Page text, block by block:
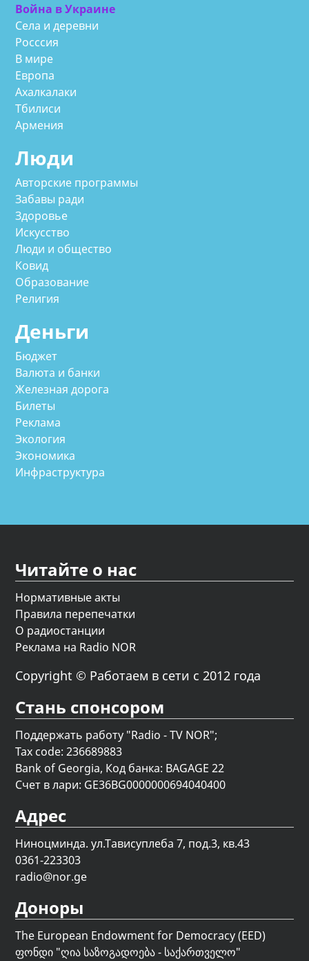
Война в Украине
Села и деревни
Росссия
В мире
Европа
Ахалкалаки
Тбилиси
Армения
Люди
Авторские программы
Забавы ради
Здоровье
Искусство
Люди и общество
Ковид
Образование
Религия
Деньги
Бюджет
Валюта и банки
Железная дорога
Билеты
Реклама
Экология
Экономика
Инфраструктура
Читайте о нас
Нормативные акты
Правила перепечатки
О радиостанции
Реклама на Radio NOR
Copyright © Работаем в сети с 2012 года
Стань спонсором
Поддержать работу "Radio - TV NOR";
Tax code: 236689883
Bank of Georgia, Код банка: BAGAGE 22
Счет в лари: GE36BG0000000694040400
Адрес
Ниноцминда. ул.Тависуплеба 7, под.3, кв.43
0361-223303
radio@nor.ge
Доноры
The European Endowment for Democracy (EED)
ფონდი "ღია საზოგადოება - საქართველო"